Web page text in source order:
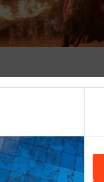
викингов «Кауп»